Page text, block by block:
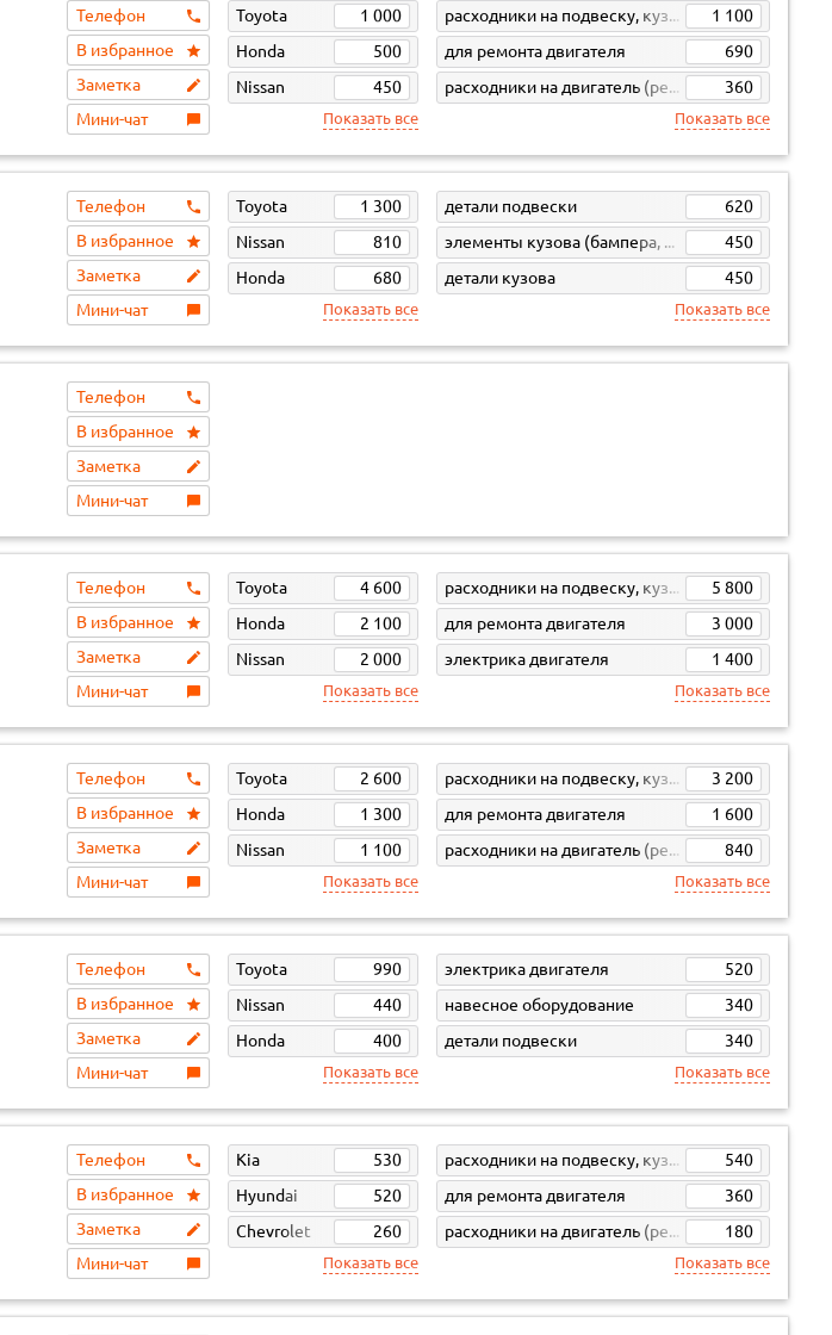
Телефон
В избранное
Заметка
Мини-чат
Toyota
1 000
Honda
500
Nissan
450
Показать все
расходники на подвеску, кузов, кпп
1 100
для ремонта двигателя
690
расходники на двигатель (ремни, свечи, фильтра)
360
Показать все
Телефон
В избранное
Заметка
Мини-чат
Toyota
1 300
Nissan
810
Honda
680
Показать все
детали подвески
620
элементы кузова (бампера, жесть)
450
детали кузова
450
Показать все
Телефон
В избранное
Заметка
Мини-чат
Телефон
В избранное
Заметка
Мини-чат
Toyota
4 600
Honda
2 100
Nissan
2 000
Показать все
расходники на подвеску, кузов, кпп
5 800
для ремонта двигателя
3 000
электрика двигателя
1 400
Показать все
Телефон
В избранное
Заметка
Мини-чат
Toyota
2 600
Honda
1 300
Nissan
1 100
Показать все
расходники на подвеску, кузов, кпп
3 200
для ремонта двигателя
1 600
расходники на двигатель (ремни, свечи, фильтра)
840
Показать все
Телефон
В избранное
Заметка
Мини-чат
Toyota
990
Nissan
440
Honda
400
Показать все
электрика двигателя
520
навесное оборудование
340
детали подвески
340
Показать все
Телефон
В избранное
Заметка
Мини-чат
Kia
530
Hyundai
520
Chevrolet
260
Показать все
расходники на подвеску, кузов, кпп
540
для ремонта двигателя
360
расходники на двигатель (ремни, свечи, фильтра)
180
Показать все